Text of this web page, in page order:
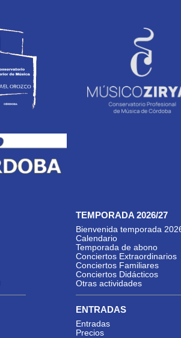
TEMPORADA 2026/27
Bienvenida temporada
Calendario
Temporada de abono
Conciertos Extraordinarios
Conciertos Familiares
Conciertos Didácticos
Otras actividades
ENTRADAS
Entradas
Precios